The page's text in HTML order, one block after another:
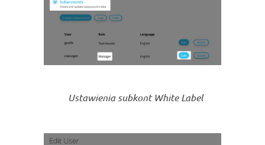
Ustawienia subkont White Label